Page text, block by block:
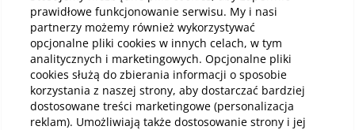
Kup abonamenty online
Kup online
Pobierz aplikację mobilną
prawidłowe funkcjonowanie serwisu. My i nasi
partnerzy możemy również wykorzystywać
opcjonalne pliki cookies w innych celach, w tym
analitycznych i marketingowych. Opcjonalne pliki
cookies służą do zbierania informacji o sposobie
korzystania z naszej strony, aby dostarczać bardziej
dostosowane treści marketingowe (personalizacja
reklam). Umożliwiają także dostosowanie strony i jej